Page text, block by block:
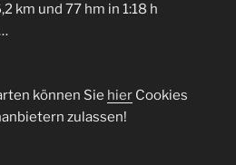
km und 77 hm in 1:18 h
können Sie hier Cookies
zulassen!